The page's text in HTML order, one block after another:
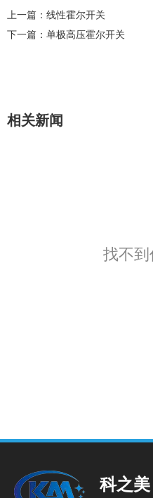
上一篇： 线性霍尔开关
下一篇： 单极高压霍尔开关
相关新闻
找不
科之美